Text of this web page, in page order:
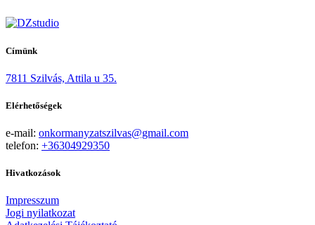
Címünk
7811 Szilvás, Attila u 35.
Elérhetőségek
e-mail: onkormanyzatszilvas@gmail.com
telefon: +36304929350
Hivatkozások
Impresszum
Jogi nyilatkozat